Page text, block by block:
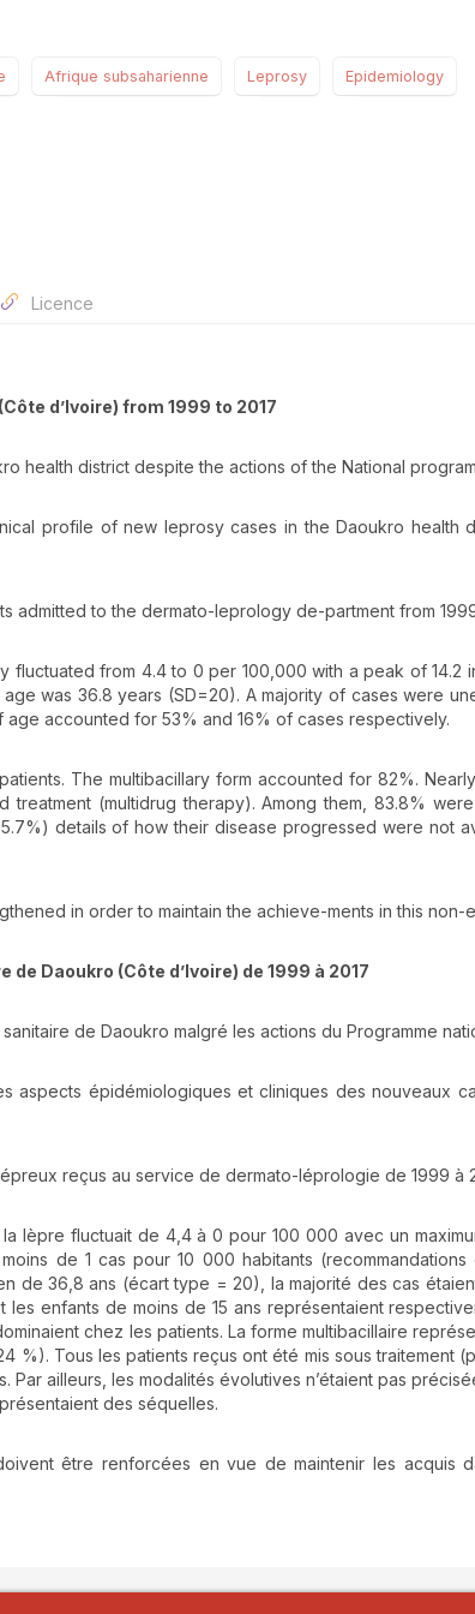
Afrique subsaharienne Leprosy Epidemiology
Licence
d’Ivoire) from 1999 to 2017
health district despite the actions of the National
profile of new leprosy cases in the Daoukro health
admitted to the dermato-leprology de-partment from
fluctuated from 4.4 to 0 per 100,000 with a peak of 14.2
was 36.8 years (SD=20). A majority of cases were
age accounted for 53% and 16% of cases respectively.
The multibacillary form accounted for 82%.
(multidrug therapy). Among them, 83.8%
details of how their disease progressed were not
in order to maintain the achieve-ments in this non-
Daoukro (Côte d’Ivoire) de 1999 à 2017
de Daoukro malgré les actions du Programme
aspects épidémiologiques et cliniques des nouveaux
reçus au service de dermato-léprologie de 1999 à
lèpre fluctuait de 4,4 à 0 pour 100 000 avec un
de 1 cas pour 10 000 habitants (recommandations
de 36,8 ans (écart type = 20), la majorité des cas
enfants de moins de 15 ans représentaient
chez les patients. La forme multibacillaire
%). Tous les patients reçus ont été mis sous traitement
ailleurs, les modalités évolutives n’étaient pas
des séquelles.
être renforcées en vue de maintenir les acquis